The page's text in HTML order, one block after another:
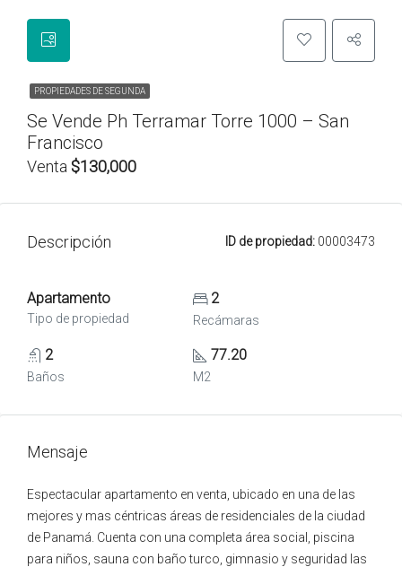
PROPIEDADES DE SEGUNDA
Se Vende Ph Terramar Torre 1000 – San
Francisco
Venta $130,000
Descripción ID de propiedad: 00003473
Apartamento
Tipo de propiedad
2
Recámaras
2
Baños
77.20
M2
Mensaje
Espectacular apartamento en venta, ubicado en una de las
mejores y mas céntricas áreas de residenciales de la ciudad
de Panamá. Cuenta con una completa área social, piscina
para niños, sauna con baño turco, gimnasio y seguridad las